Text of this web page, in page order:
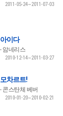
2011-05-24~2011-07-03
아이다
암네리스
2010-12-14~2011-03-27
모차르트!
콘스탄체 베버
2010-01-20~2010-02-21